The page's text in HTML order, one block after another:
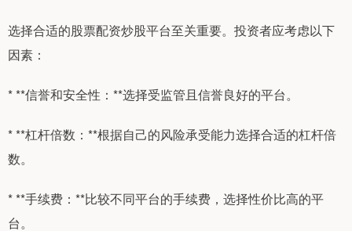
选择合适的股票配资炒股平台至关重要。投资者应考虑以下
因素：
* **信誉和安全性：**选择受监管且信誉良好的平台。
* **杠杆倍数：**根据自己的风险承受能力选择合适的杠杆倍
数。
* **手续费：**比较不同平台的手续费，选择性价比高的平
台。